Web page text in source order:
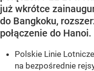
już wkrótce
do Bangkoku,
połączenie do Hanoi.
Polskie Linie
na bezpośrednie